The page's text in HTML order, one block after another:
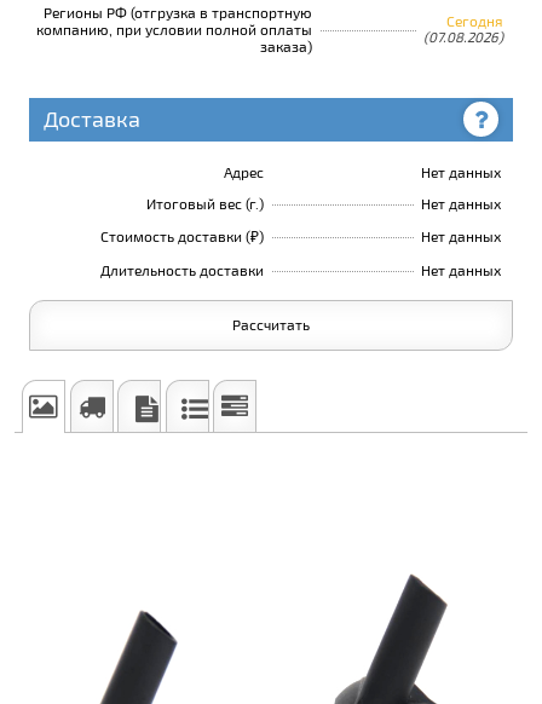
Регионы РФ (отгрузка в транспортную
компанию, при условии полной оплаты
заказа)
Сегодня
(07.08.2026)
Доставка
Адрес
Нет данных
Итоговый вес (г.)
Нет данных
Стоимость доставки (₽)
Нет данных
Длительность доставки
Нет данных
Рассчитать